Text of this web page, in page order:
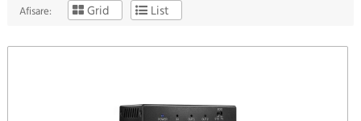
Afisare: Grid List